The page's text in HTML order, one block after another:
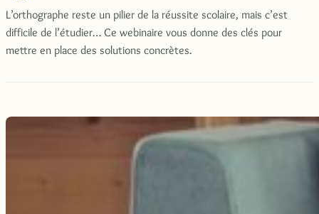
L’orthographe reste un pilier de la réussite scolaire, mais c’est
difficile de l’étudier… Ce webinaire vous donne des clés pour
mettre en place des solutions concrètes.